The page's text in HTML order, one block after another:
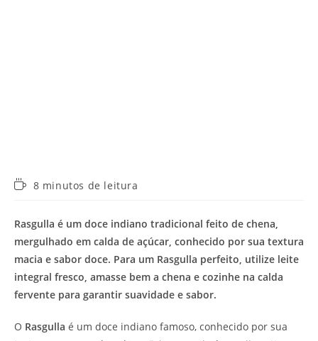
Tempo8 minutos de leitura
Rasgulla é um doce indiano tradicional feito de chena,
mergulhado em calda de açúcar, conhecido por sua textura
macia e sabor doce. Para um Rasgulla perfeito, utilize leite
integral fresco, amasse bem a chena e cozinhe na calda
fervente para garantir suavidade e sabor.
O Rasgulla é um doce indiano famoso, conhecido por sua